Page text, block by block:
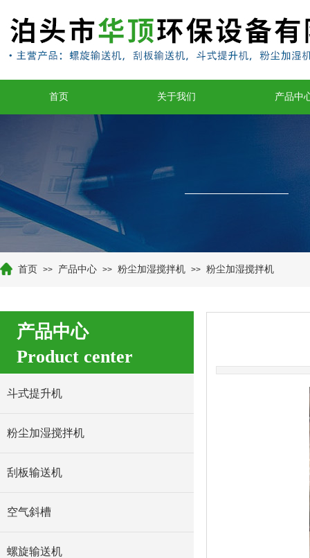
首页 关于我们 产品中
首页 >> 产品中心 >> 粉尘加湿搅拌机 >> 粉尘加湿搅拌机
产品中心
Product center
斗式提升机
粉尘加湿搅拌机
刮板输送机
空气斜槽
螺旋输送机